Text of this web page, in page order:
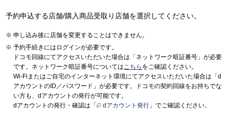
予約申込する店舗/購入商品受取り店舗を選択してください。
申し込み後に店舗を変更することはできません。
予約手続きにはログインが必要です。
ドコモ回線にてアクセスいただいた場合は「ネットワーク暗証番号」が必要
です。ネットワーク暗証番号についてはこちら をご確認ください。
Wi-Fiまたはご自宅のインターネット環境にてアクセスいただいた場合は「d
アカウントのID／パスワード」が必要です。ドコモの契約回線をお持ちでな
い方も、dアカウントの発行が可能です。
dアカウントの発行・確認は「
dアカウント発行 」でご確認ください。